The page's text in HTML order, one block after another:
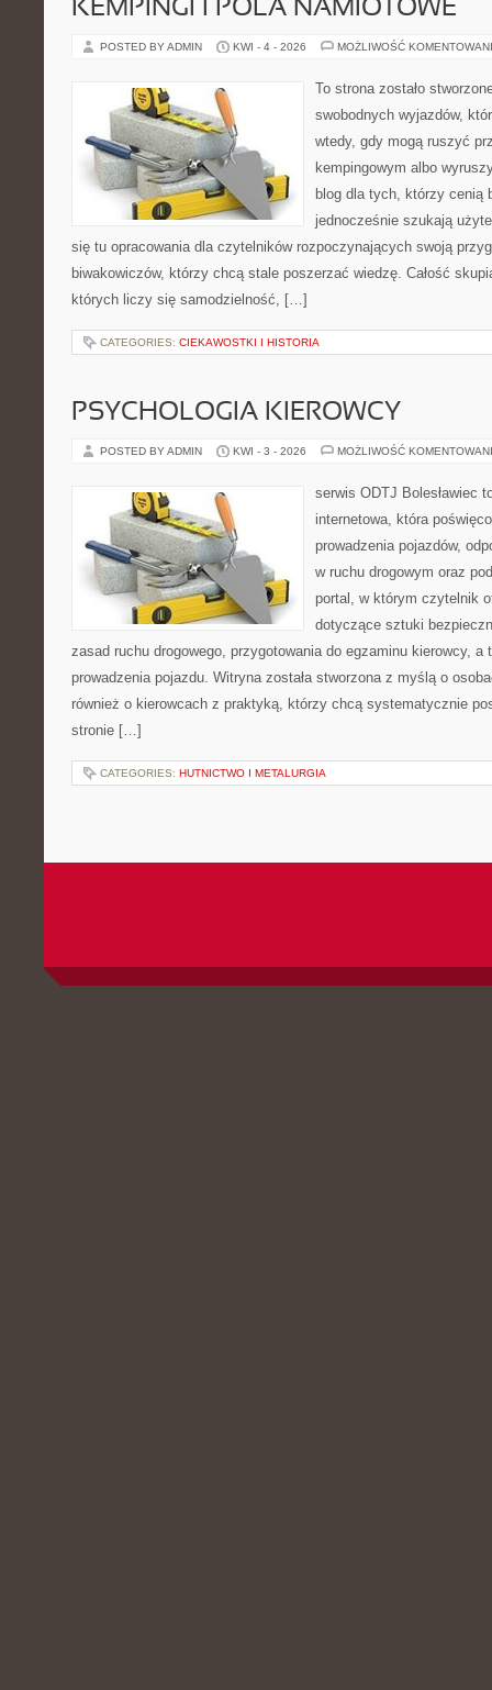
KEMPINGI I POLA NAMIOTOWE
POSTED BY ADMIN KWI - 4 - 2026 MOŻLIWOŚĆ
To strona zostało
swobodnych wyjazdów,
wtedy, gdy mogą ruszyć
kempingowym albo
blog dla tych, którzy cenią
jednocześnie szukają
się tu opracowania dla czytelników rozpoczynających swoją
biwakowiczów, którzy chcą stale poszerzać wiedzę. Całość
których liczy się samodzielność, […]
CATEGORIES: CIEKAWOSTKI I HISTORIA
PSYCHOLOGIA KIEROWCY
POSTED BY ADMIN KWI - 3 - 2026 MOŻLIWOŚĆ
serwis ODTJ Bolesławiec
internetowa, która
prowadzenia pojazdów,
w ruchu drogowym oraz
portal, w którym czytelnik
dotyczące sztuki
zasad ruchu drogowego, przygotowania do egzaminu kierowcy, a
prowadzenia pojazdu. Witryna została stworzona z myślą o
również o kierowcach z praktyką, którzy chcą systematycznie
stronie […]
CATEGORIES: HUTNICTWO I METALURGIA